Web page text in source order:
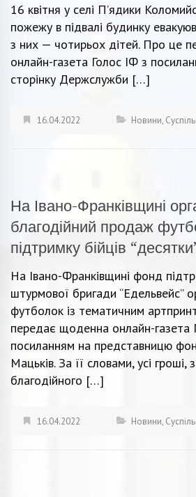
16 квітня у селі П’ядики
пожежу в підвалі будинку
з них — чотирьох дітей. Про це
онлайн-газета Голос ІФ з
сторінку Держслужби […]
16.04.2022 Новини,
На Івано-Франківщині
благодійний продаж
підтримку бійців
На Івано-Франківщині фонд
штурмової бригади “Едельвейс”
футболок із тематичним
передає щоденна онлайн-газета
посиланням на представницю
Мацьків. За її словами, усі гроші,
благодійного […]
16.04.2022 Новини,